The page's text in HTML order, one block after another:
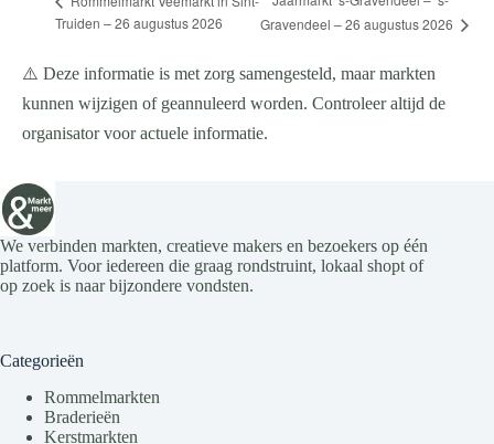
Truiden – 26 augustus 2026
Gravendeel – 26 augustus 2026
⚠️ Deze informatie is met zorg samengesteld, maar markten
kunnen wijzigen of geannuleerd worden. Controleer altijd de
organisator voor actuele informatie.
We verbinden markten, creatieve makers en bezoekers op één
platform. Voor iedereen die graag rondstruint, lokaal shopt of
op zoek is naar bijzondere vondsten.
Categorieën
Rommelmarkten
Braderieën
Kerstmarkten